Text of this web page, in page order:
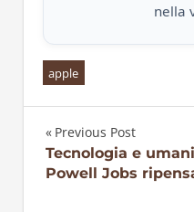
nella
apple
Previous Post
Tecnologia e
Powell Jobs